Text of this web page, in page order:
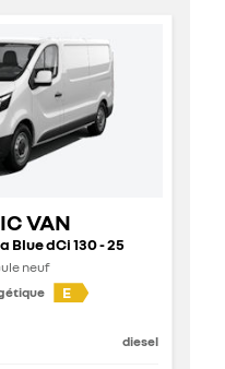
VAN
Blue dCi 130 - 25
neuf
E
diesel